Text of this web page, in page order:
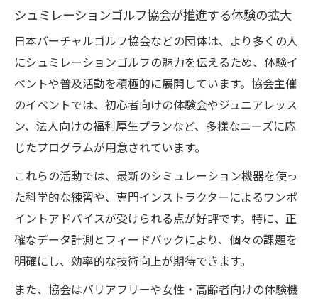
シュミレーションゴルフ協会が推進する体験の拡大
日本バーチャルゴルフ協会などの団体は、より多くの人
にシュミレーションゴルフの魅力を伝えるため、体験イ
ベントや普及活動を積極的に展開しています。協会主催
のイベントでは、初心者向けの体験会やジュニアレッス
ン、法人向けの福利厚生プランなど、多様なニーズに応
じたプログラムが用意されています。
これらの活動では、最新のシミュレーション機器を使っ
た科学的な練習や、専門インストラクターによるワンポ
イントアドバイスが受けられる点が好評です。特に、正
確なデータ計測とフィードバックにより、個々の課題を
明確にし、効率的な技術向上が期待できます。
また、協会はバリアフリーや女性・高齢者向けの体験機